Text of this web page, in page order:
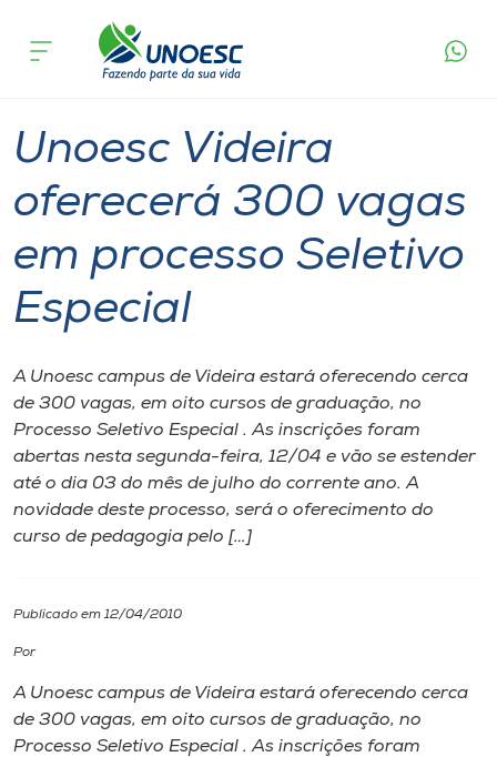
Cursos
Pesquisa
Atendimento ao Estudante
Portal de Ensino
A
Unoesc
Internacionalização
I.nova
Diplomados
CPA
acontece
Unoesc Videira
oferecerá 300 vagas
em processo Seletivo
Especial
A Unoesc campus de Videira estará oferecendo cerca
de 300 vagas, em oito cursos de graduação, no
Processo Seletivo Especial . As inscrições foram
abertas nesta segunda-feira, 12/04 e vão se estender
até o dia 03 do mês de julho do corrente ano. A
novidade deste processo, será o oferecimento do
curso de pedagogia pelo […]
Publicado em 12/04/2010
Por
A Unoesc campus de Videira estará oferecendo cerca
de 300 vagas, em oito cursos de graduação, no
Processo Seletivo Especial . As inscrições foram